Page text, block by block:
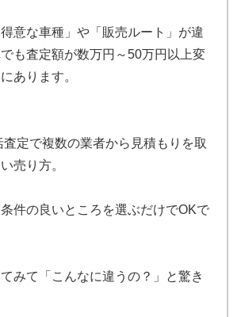
意な車種」や「販売ルート」が違
も査定額が数万円～50万円以上変
あります。
査定で複数の業者から見積もりを取
売り方。
件の良いところを選ぶだけでOKで
みて「こんなに違うの？」と驚き